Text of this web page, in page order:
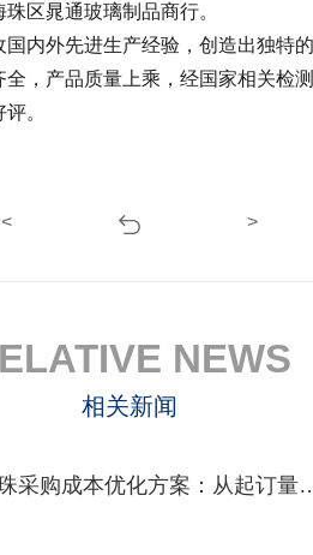
区晁通玻璃制品商行。
外先进生产经验，创造出独特
，产品质量上乘，经国家相关检
。
< >
NEWS
相关新闻
玻璃珠采购成本优化方案：从起订